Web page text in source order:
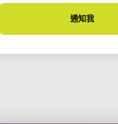
通知我